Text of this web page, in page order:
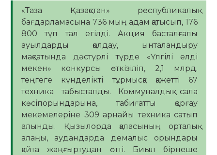
«Таза Қазақстан» республикалық
бағдарламасына 736 мың адам қатысып, 176
800 түп тал егілді. Акция басталғалы
ауылдарды қолдау, ынталандыру
мақсатында дәстүрлі түрде «Үлгілі елді
мекен» конкурсы өткізіліп, 2,1 млрд.
теңгеге күнделікті тұрмысқа қажетті 67
техника табысталды. Коммуналдық сала
кәсіпорындарына, табиғатты қорғау
мекемелеріне 309 арнайы техника сатып
алынды. Қызылорда қаласының орталық
алаңы, аудандарда демалыс орындары
қайта жаңғыртудан өтті. Биыл бірнеше